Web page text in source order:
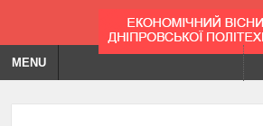
MENU